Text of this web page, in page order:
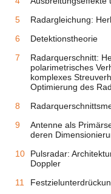
Radargleichung:
Detektionstheorie
Radarquerschnitt:
polarimetrisches
komplexes
Optimierung des
Antenne als
deren
Pulsradar:
Doppler